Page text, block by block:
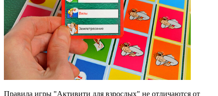
Правила игры "Активити для взрослых" не отличаются от